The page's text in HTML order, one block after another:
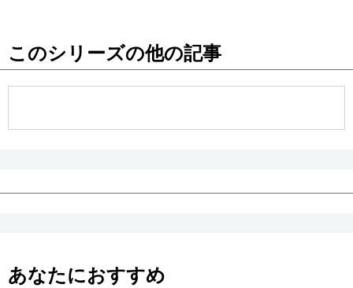
お知らせ
このシリーズの他の記事
あなたにおすすめ